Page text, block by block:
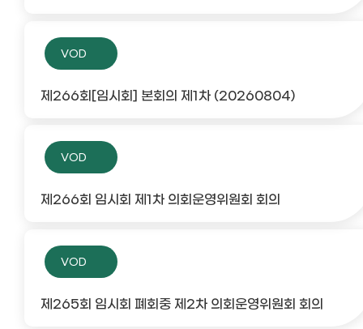
VOD
제266회[임시회] 본회의 제1차 (20260804)
VOD
제266회 임시회 제1차 의회운영위원회 회의
VOD
제265회 임시회 폐회중 제2차 의회운영위원회 회의